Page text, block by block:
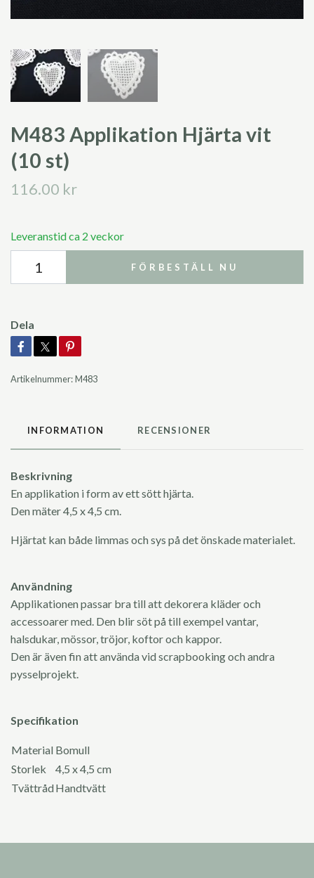
M483 Applikation Hjärta vit
(10 st)
116.00 kr
Leveranstid ca 2 veckor
FÖRBESTÄLL NU
Dela
Artikelnummer:M483
INFORMATION RECENSIONER
Beskrivning
En applikation i form av ett sött hjärta.
Den mäter 4,5 x 4,5 cm.
Hjärtat kan både limmas och sys på det önskade materialet.
Användning
Applikationen passar bra till att dekorera kläder och
accessoarer med. Den blir söt på till exempel vantar,
halsdukar, mössor, tröjor, koftor och kappor.
Den är även fin att använda vid scrapbooking och andra
pysselprojekt.
Specifikation
Material Bomull
Storlek
4,5 x 4,5 cm
TvättrådHandtvätt